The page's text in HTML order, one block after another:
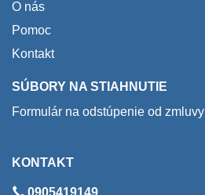
O nás
Pomoc
Kontakt
SÚBORY NA STIAHNUTIE
Formulár na odstúpenie od zmluvy
KONTAKT
0905419149